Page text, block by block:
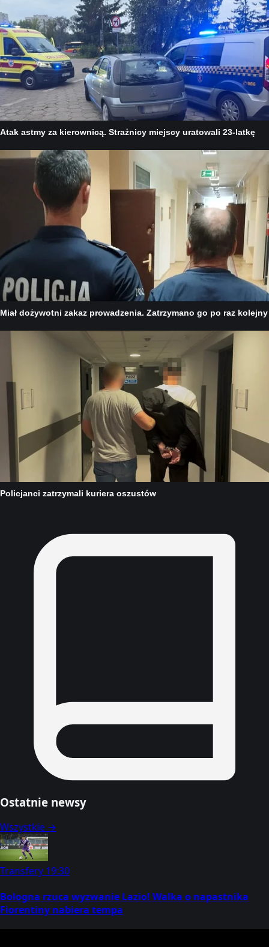
Ostatnie newsy
Wszystkie →
Transfery 19:30
Bologna rzuca wyzwanie Lazio! Walka o napastnika
Fiorentiny nabiera tempa